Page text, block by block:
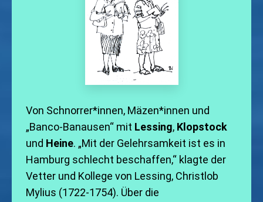
Von Schnorrer*innen, Mäzen*innen und
„Banco-Banausen“ mit Lessing, Klopstock
und Heine. „Mit der Gelehrsamkeit ist es in
Hamburg schlecht beschaffen,“ klagte der
Vetter und Kollege von Lessing, Christlob
Mylius (1722-1754). Über die